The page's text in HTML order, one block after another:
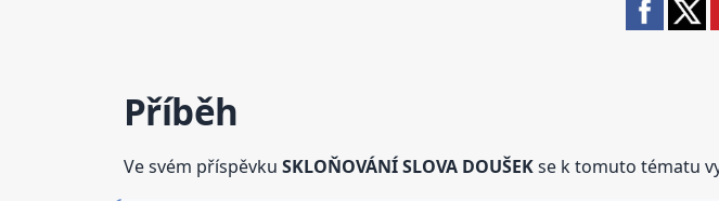
Příběh
Ve svém příspěvku SKLOŇOVÁNÍ SLOVA DOUŠEKse k tomuto tématu